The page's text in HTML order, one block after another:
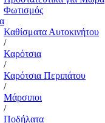
Φωτισμός
Καθίσματα Αυτοκινήτου
/
Καρότσια
/
Καρότσια Περιπάτου
/
Μάρσιποι
/
Ποδήλατα